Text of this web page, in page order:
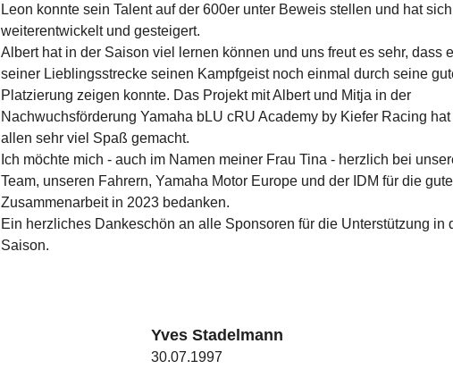
Leon konnte sein Talent auf der 600er unter Beweis stellen und hat
weiterentwickelt und gesteigert.
Albert hat in der Saison viel lernen können und uns freut es sehr, dass
seiner Lieblingsstrecke seinen Kampfgeist noch einmal durch seine
Platzierung zeigen konnte. Das Projekt mit Albert und Mitja in der
Nachwuchsförderung Yamaha bLU cRU Academy by Kiefer Racing
allen sehr viel Spaß gemacht.
Ich möchte mich - auch im Namen meiner Frau Tina - herzlich bei
Team, unseren Fahrern, Yamaha Motor Europe und der IDM für die gute
Zusammenarbeit in 2023 bedanken.
Ein herzliches Dankeschön an alle Sponsoren für die Unterstützung in
Saison.
Yves Stadelmann
30.07.1997